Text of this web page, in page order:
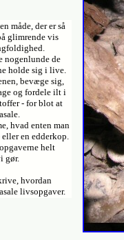
måde, der er så
glimrende vis
nogenlunde de
holde sig i live.
bevæge sig,
og fordele ilt i
- for blot at
hvad enten man
en edderkop.
helt
gør.
hvordan
livsopgaver.